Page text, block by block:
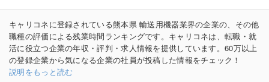
キャリコネに登録されている熊本県 輸送用機器業界の企業の、その他
職種の評価による残業時間ランキングです。キャリコネは、転職・就
活に役立つ企業の年収・評判・求人情報を提供しています。60万以上
の登録企業から気になる企業の社員が投稿した情報をチェック！
説明をもっと読む